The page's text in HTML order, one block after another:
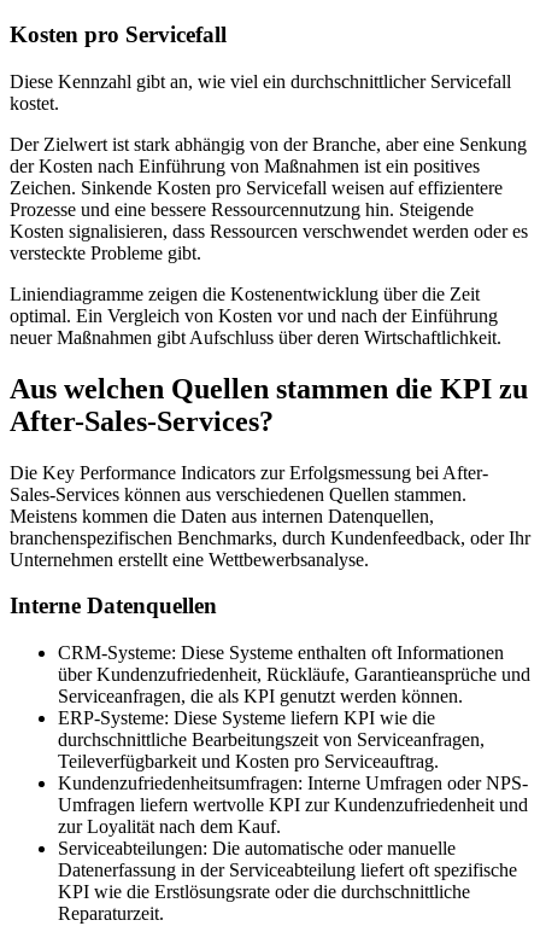
Kosten pro Servicefall
Diese Kennzahl gibt an, wie viel ein durchschnittlicher Servicefall
kostet.
Der Zielwert ist stark abhängig von der Branche, aber eine Senkung
der Kosten nach Einführung von Maßnahmen ist ein positives
Zeichen. Sinkende Kosten pro Servicefall weisen auf effizientere
Prozesse und eine bessere Ressourcennutzung hin. Steigende
Kosten signalisieren, dass Ressourcen verschwendet werden oder es
versteckte Probleme gibt.
Liniendiagramme zeigen die Kostenentwicklung über die Zeit
optimal. Ein Vergleich von Kosten vor und nach der Einführung
neuer Maßnahmen gibt Aufschluss über deren Wirtschaftlichkeit.
Aus welchen Quellen stammen die KPI zu
After-Sales-Services?
Die Key Performance Indicators zur Erfolgsmessung bei After-
Sales-Services können aus verschiedenen Quellen stammen.
Meistens kommen die Daten aus internen Datenquellen,
branchenspezifischen Benchmarks, durch Kundenfeedback, oder Ihr
Unternehmen erstellt eine Wettbewerbsanalyse.
Interne Datenquellen
CRM-Systeme: Diese Systeme enthalten oft Informationen
über Kundenzufriedenheit, Rückläufe, Garantieansprüche und
Serviceanfragen, die als KPI genutzt werden können.
ERP-Systeme: Diese Systeme liefern KPI wie die
durchschnittliche Bearbeitungszeit von Serviceanfragen,
Teileverfügbarkeit und Kosten pro Serviceauftrag.
Kundenzufriedenheitsumfragen: Interne Umfragen oder NPS-
Umfragen liefern wertvolle KPI zur Kundenzufriedenheit und
zur Loyalität nach dem Kauf.
Serviceabteilungen: Die automatische oder manuelle
Datenerfassung in der Serviceabteilung liefert oft spezifische
KPI wie die Erstlösungsrate oder die durchschnittliche
Reparaturzeit.